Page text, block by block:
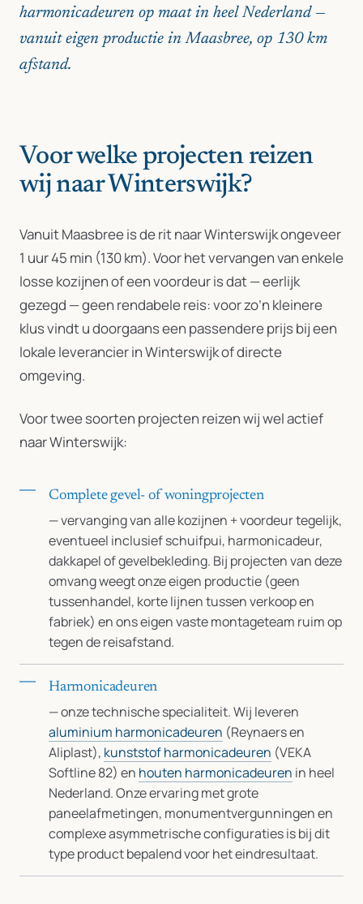
harmonicadeuren op maat in heel Nederland —
vanuit eigen productie in Maasbree, op 130 km
afstand.
Voor welke projecten reizen
wij naar Winterswijk?
Vanuit Maasbree is de rit naar Winterswijk ongeveer
1 uur 45 min (130 km). Voor het vervangen van enkele
losse kozijnen of een voordeur is dat — eerlijk
gezegd — geen rendabele reis: voor zo’n kleinere
klus vindt u doorgaans een passendere prijs bij een
lokale leverancier in Winterswijk of directe
omgeving.
Voor twee soorten projecten reizen wij wel actief
naar Winterswijk:
Complete gevel- of woningprojecten
— vervanging van alle kozijnen + voordeur tegelijk,
eventueel inclusief schuifpui, harmonicadeur,
dakkapel of gevelbekleding. Bij projecten van deze
omvang weegt onze eigen productie (geen
tussenhandel, korte lijnen tussen verkoop en
fabriek) en ons eigen vaste montageteam ruim op
tegen de reisafstand.
Harmonicadeuren
— onze technische specialiteit. Wij leveren
aluminium harmonicadeuren (Reynaers en
Aliplast), kunststof harmonicadeuren (VEKA
Softline 82) en houten harmonicadeuren in heel
Nederland. Onze ervaring met grote
paneelafmetingen, monumentvergunningen en
complexe asymmetrische configuraties is bij dit
type product bepalend voor het eindresultaat.